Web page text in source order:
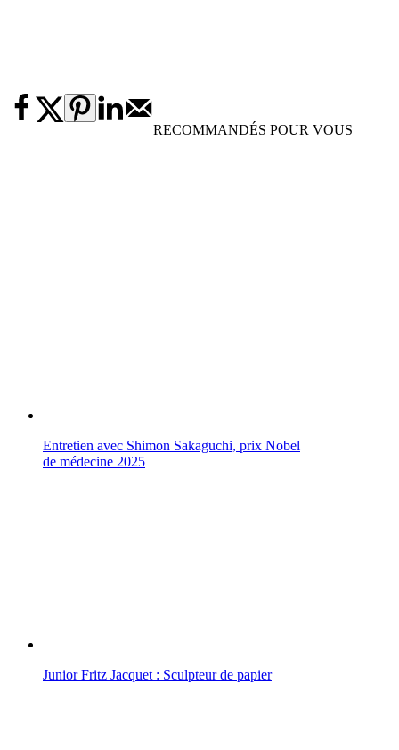
RECOMMANDÉS POUR VOUS
Entretien avec Shimon Sakaguchi, prix Nobel
de médecine 2025
Junior Fritz Jacquet : Sculpteur de papier